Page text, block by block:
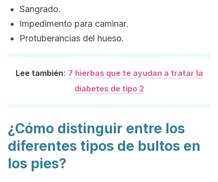
Sangrado.
Impedimento para caminar.
Protuberancias del hueso.
Lee también: 7 hierbas que te ayudan a tratar la
diabetes de tipo 2
¿Cómo distinguir entre los
diferentes tipos de bultos en
los pies?